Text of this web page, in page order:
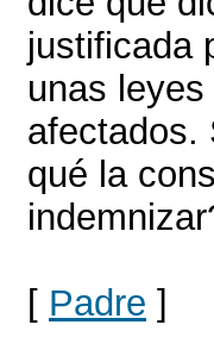
justificada
unas
afectados.
qué la
[ Padre ]